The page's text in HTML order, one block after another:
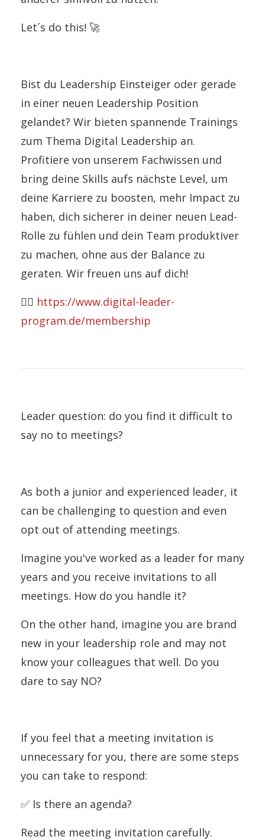
Let´s do this! 🚀
Bist du Leadership Einsteiger oder gerade
in einer neuen Leadership Position
gelandet? Wir bieten spannende Trainings
zum Thema Digital Leadership an.
Profitiere von unserem Fachwissen und
bring deine Skills aufs nächste Level, um
deine Karriere zu boosten, mehr Impact zu
haben, dich sicherer in deiner neuen Lead-
Rolle zu fühlen und dein Team produktiver
zu machen, ohne aus der Balance zu
geraten. Wir freuen uns auf dich!
👉🏼 https://www.digital-leader-
program.de/membership
Leader question: do you find it difficult to
say no to meetings?
As both a junior and experienced leader, it
can be challenging to question and even
opt out of attending meetings.
Imagine you've worked as a leader for many
years and you receive invitations to all
meetings. How do you handle it?
On the other hand, imagine you are brand
new in your leadership role and may not
know your colleagues that well. Do you
dare to say NO?
If you feel that a meeting invitation is
unnecessary for you, there are some steps
you can take to respond:
✅ Is there an agenda?
Read the meeting invitation carefully.